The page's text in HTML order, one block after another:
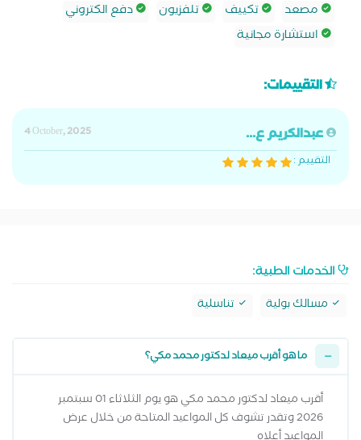
مصعد
تكييف تلفزيون
دفع الكتروني
استشارة مجانية
التقييمات:
عبدالكريم ع...
4 October, 2025
التقييم :
الخدمات الطبية:
مسالك بولية تناسلية
ما هو أقرب ميعاد لدكتور محمد مكي؟
أقرب ميعاد لدكتور محمد مكي هو يوم الثلاثاء 01 سبتمبر
2026 وتقدر تشوف كل المواعيد المتاحة من خلال عرض